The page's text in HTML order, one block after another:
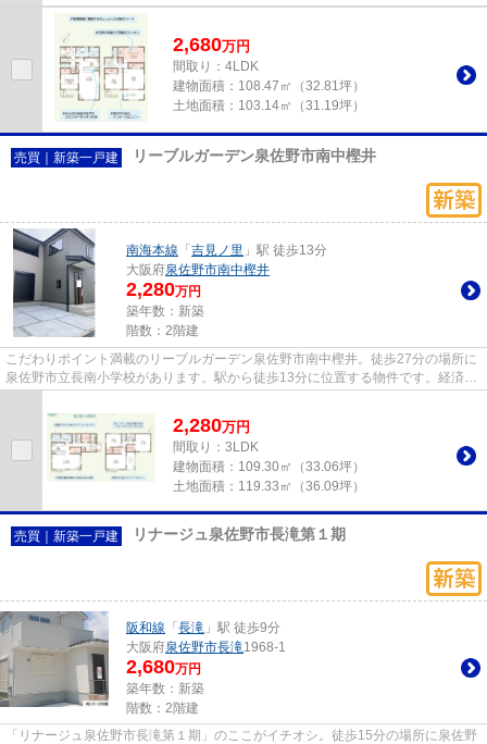
2,680万円
間取り：4LDK
建物面積： 108.47㎡（32.81坪）
土地面積： 103.14㎡（31.19坪）
売買｜新築一戸建 リーブルガーデン泉佐野市南中樫井
南海本線 「 吉見ノ里 」駅 徒歩13分
大阪府泉佐野市南中樫井
2,280万円
築年数：新築
階数：2階建
こだわりポイント満載のリーブルガーデン泉佐野市南中樫井。徒歩27分の場所に
泉佐野市立長南小学校があります。駅から徒歩13分に位置する物件です。経済面
2,280万円
間取り：3LDK
建物面積： 109.30㎡（33.06坪）
土地面積： 119.33㎡（36.09坪）
売買｜新築一戸建 リナージュ泉佐野市長滝第１期
阪和線 「 長滝 」駅 徒歩9分
大阪府泉佐野市長滝1968-1
2,680万円
築年数：新築
階数：2階建
「リナージュ泉佐野市長滝第１期」のここがイチオシ。徒歩15分の場所に泉佐野